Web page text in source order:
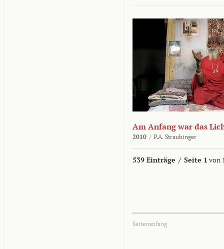
Am Anfang war das
2010 / P.A. Straubinger
539 Einträge / Seite 1 von
Seitenanfang